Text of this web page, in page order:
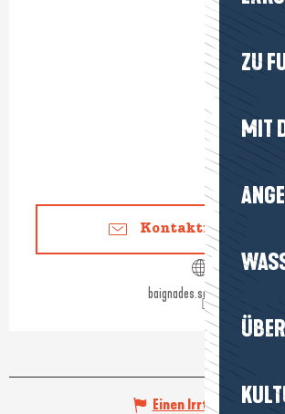
ZU
MIT
Kontaktieren Sie
baignades.sante.gouv.fr
Einen Irrtum angeben